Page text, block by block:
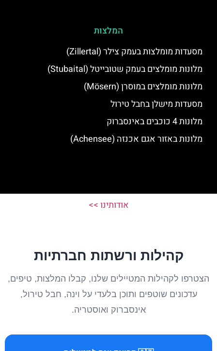
המלצות
מסעדות מומלצות בעמק צילר (Zillertal)
מלונות מומלצים בעמק שטובייטל (Stubaital)
מלונות מומלצים במוסרן (Mösern)
מסעדות מישלן בחבל טירול
מלונות 4 כוכבים באינסברוק
מלונות באזור אגם אכנזה (Achensee)
אודותינו >>
קהילות ורשתות חברתיות
הצטרפו לקהילות המטיילים שלנו, קבלו המלצות, טיפים,
עדכונים שוטפים ותוכן בלעדי על וינה, חבל טירול,
אינסברוק ואוסטריה.